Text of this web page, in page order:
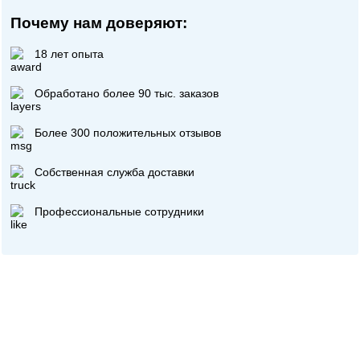
Почему нам доверяют:
18 лет опыта
Обработано более 90 тыс. заказов
Более 300 положительных отзывов
Собственная служба доставки
Профессиональные сотрудники